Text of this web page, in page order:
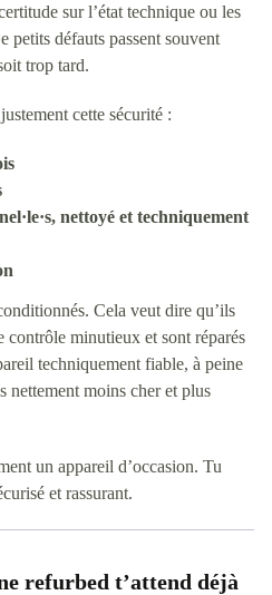
sur l’état technique ou les
petits défauts passent souvent
trop tard.
cette sécurité :
nettoyé et techniquement
Cela veut dire qu’ils
contrôle minutieux et sont réparés
techniquement fiable, à peine
moins cher et plus
un appareil d’occasion. Tu
et rassurant.
refurbed t’attend déjà